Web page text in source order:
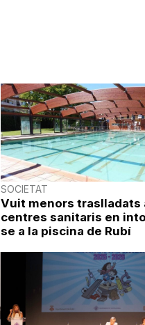
SOCIETAT
Vuit menors traslladats
centres sanitaris en
se a la piscina de Rubí